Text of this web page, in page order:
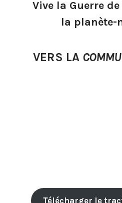
Vive la Guerre
la
VERS LA
Télécharger le